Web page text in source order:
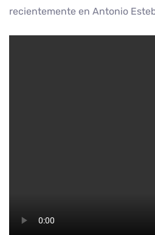
recientemente en Antonio